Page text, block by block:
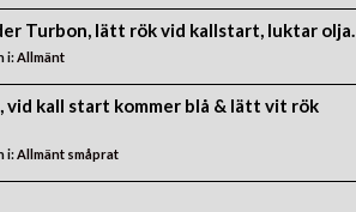
Turbon, lätt rök vid kallstart, luktar olja.
i:Allmänt
vid kall start kommer blå & lätt vit rök
i:Allmänt småprat